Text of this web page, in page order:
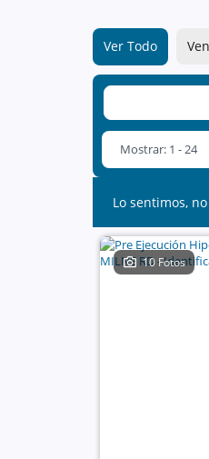
Ver Todo
Mostrar: 1 - 24
Lo sentimos,
10 Fotos